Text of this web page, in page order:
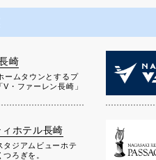
崎
ームタウンとするプ
・ファーレン長崎」
ホテル長崎
タジアムビューホテ
ろぎを。